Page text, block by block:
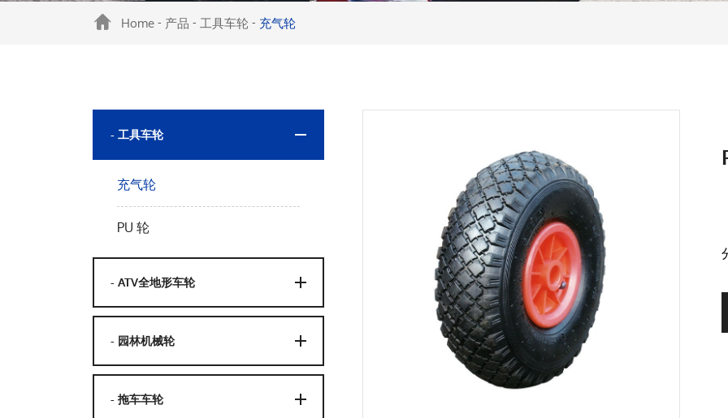
Home - 产品 - 工具车轮 - 充气轮
- 工具车轮
充气轮
PU 轮
- ATV全地形车轮
- 园林机械轮
- 拖车车轮